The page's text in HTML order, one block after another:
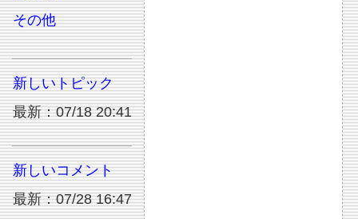
その他
新しいトピック
最新：07/18 20:41
新しいコメント
最新：07/28 16:47